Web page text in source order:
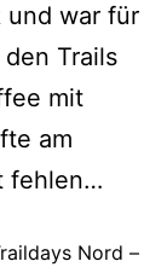
und war für
Trails
mit
am
fehlen…
Nord –